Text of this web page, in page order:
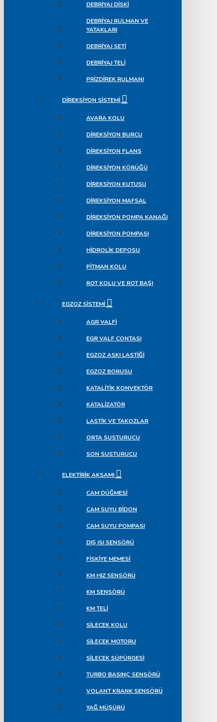
DEBRIYAJ DISKI
DEBRIYAJ RULMAN VE
YATAKLARI
DEBRIYAJ SETI
DEBRIYAJ TELI
PRIZDIREK RULMANI
DIREKSIYON SISTEMI
AVARA KOLU
DIREKSIYON BURCU
DIREKSIYON FLANS
DIREKSIYON KÖRÜĞÜ
DIREKSIYON KUTUSU
DIREKSIYON MAFSAL
DIREKSIYON POMPA KANAĞI
DIREKSIYON POMPASI
HIDROLIK DEPOSU
PITMAN KOLU
ROT KOLU VE ROT BAŞI
EGZOZ SISTEMI
AGR VALFI
EGR VALF CONTASI
EGZOZ ASKI LASTIĞI
EGZOZ BORUSU
KATALITIK KONVEKTÖR
KATALIZATÖR
LASTIK VE TAKOZLAR
ORTA SUSTURUCU
SON SUSTURUCU
ELEKTIRIK AKSAMI
CAM DÜĞMESI
CAM SUYU BIDON
CAM SUYU POMPASI
DIŞ ISI SENSÖRÜ
FISKIYE MEMESI
KM HIZ SENSÖRÜ
KM SENSÖRÜ
KM TELI
SILECEK KOLU
SILECEK MOTORU
SILECEK SÜPÜRGESI
TURBO BASINÇ SENSÖRÜ
VOLANT KRANK SENSÖRÜ
YAĞ MÜŞÜRÜ